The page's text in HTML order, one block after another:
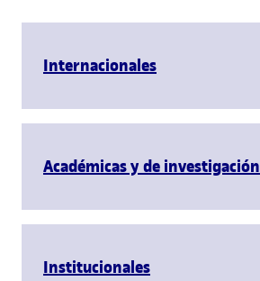
Internacionales
Académicas y de investigación
Institucionales